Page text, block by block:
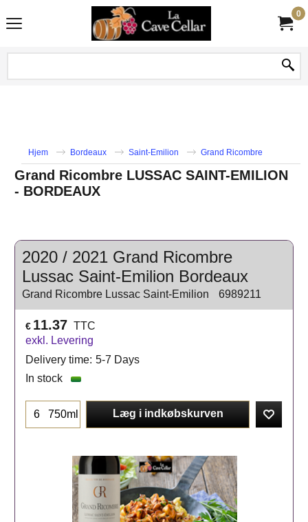
0
Hjem Bordeaux Saint-Emilion Grand Ricombre
Grand Ricombre LUSSAC SAINT-EMILION
- BORDEAUX
2020 / 2021 Grand Ricombre
Lussac Saint-Emilion Bordeaux
Grand Ricombre Lussac Saint-Emilion 6989211
€ 11.37 TTC
exkl. Levering
Delivery time: 5-7 Days
In stock
750ml Læg i indkøbskurven